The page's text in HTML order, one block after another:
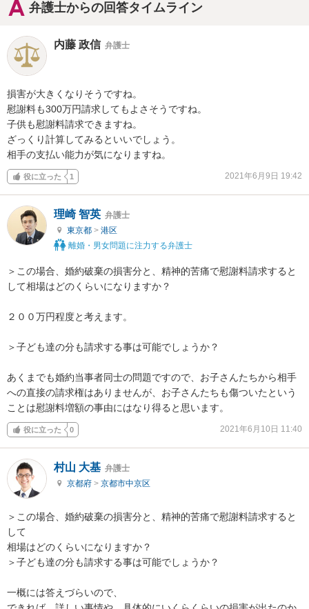
弁護士からの回答タイムライン
内藤 政信 弁護士
損害が大きくなりそうですね。
慰謝料も300万円請求してもよさそうですね。
子供も慰謝料請求できますね。
ざっくり計算してみるといいでしょう。
相手の支払い能力が気になりますね。
役に立った 1 2021年6月9日 19:42
理崎 智英 弁護士
東京都 > 港区
離婚・男女問題に注力する弁護士
＞この場合、婚約破棄の損害分と、精神的苦痛で慰謝料請求すると
して相場はどのくらいになりますか？
２００万円程度と考えます。
＞子ども達の分も請求する事は可能でしょうか？
あくまでも婚約当事者同士の問題ですので、お子さんたちから相手
への直接の請求権はありませんが、お子さんたちも傷ついたという
ことは慰謝料増額の事由にはなり得ると思います。
役に立った 0 2021年6月10日 11:40
村山 大基 弁護士
京都府 > 京都市中京区
＞この場合、婚約破棄の損害分と、精神的苦痛で慰謝料請求すると
して
相場はどのくらいになりますか？
＞子ども達の分も請求する事は可能でしょうか？
一概には答えづらいので、